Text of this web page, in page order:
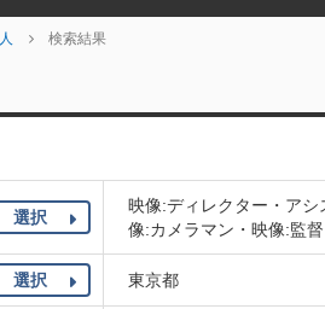
検索結果
選択
映像:ディレクター・ア
像:カメラマン・映像:監
選択 東京都